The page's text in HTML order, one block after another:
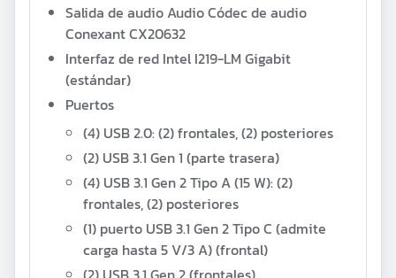
Salida de audio AudioCódec de audio
Conexant CX20632
Interfaz de red Intel I219-LM Gigabit
(estándar)
Puertos
(4) USB 2.0: (2) frontales, (2) posteriores
(2) USB 3.1 Gen 1 (parte trasera)
(4) USB 3.1 Gen 2 Tipo A (15 W): (2)
frontales, (2) posteriores
(1) puerto USB 3.1 Gen 2 Tipo C (admite
carga hasta 5 V/3 A) (frontal)